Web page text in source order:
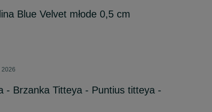
Blue Velvet młode 0,5 cm
2026
- Brzanka Titteya - Puntius titteya -